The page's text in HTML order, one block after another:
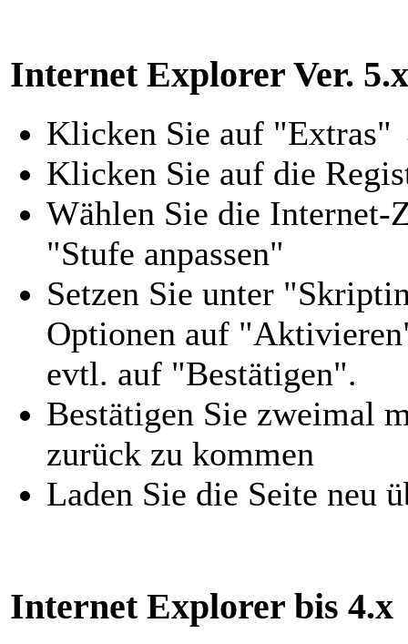
Internet Explorer Ver.
Klicken Sie auf
Klicken Sie auf die
Wählen Sie die Internet-
"Stufe anpassen"
Setzen Sie unter
Optionen auf
evtl. auf "Bestätigen".
Bestätigen Sie zweimal
zurück zu kommen
Laden Sie die Seite neu
Internet Explorer bis 4.x